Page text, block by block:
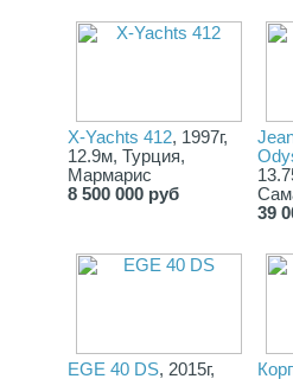
аудиосистема BOSE
2 аудиоколонки в кокпите
Профессиональный сюрвей
яхт и катамаранов.
Поможем поставить яхту под
Организация перегона при
Сервис яхты после продажи.
состояния судовых систем, пока
X-Yachts 412, 1997г,
12.9м, Турция,
Мармарис
8 500 000 руб
39
EGE 40 DS, 2015г,